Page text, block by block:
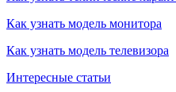
Как узнать модель монитора
Как узнать модель телевизора
Интересные статьи